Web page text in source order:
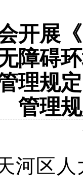
开展
障碍
理规
管理
河区